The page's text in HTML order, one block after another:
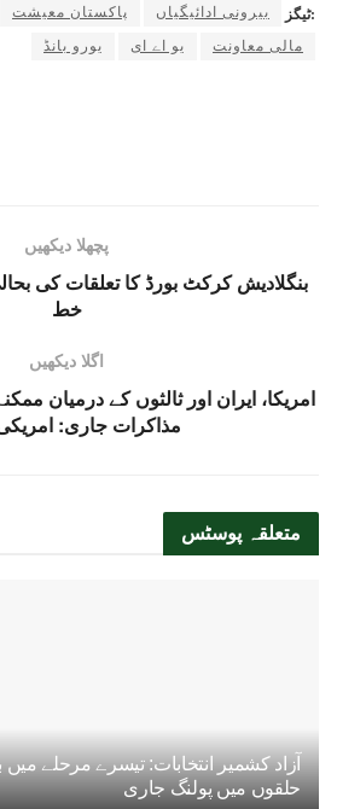
ٹیگز: بیرونی ادائیگیاں پاکستان معیشت
مالی معاونت
یو اے ای یورو بانڈ
پچھلا دیکھیں
بنگلادیش کرکٹ بورڈ کا تعلقات کی
خط
اگلا دیکھیں
مذاکرات جاری: امریکی
متعلقہ پوسٹس
حلقوں میں پولنگ جاری